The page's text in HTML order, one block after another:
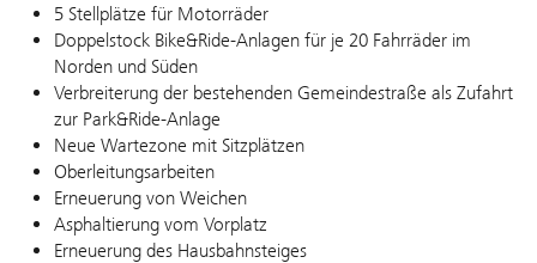
5 Stellplätze für Motorräder
Doppelstock Bike&Ride-Anlagen für je 20 Fahrräder im
Norden und Süden
Verbreiterung der bestehenden Gemeindestraße als Zufahrt
zur Park&Ride-Anlage
Neue Wartezone mit Sitzplätzen
Oberleitungsarbeiten
Erneuerung von Weichen
Asphaltierung vom Vorplatz
Erneuerung des Hausbahnsteiges